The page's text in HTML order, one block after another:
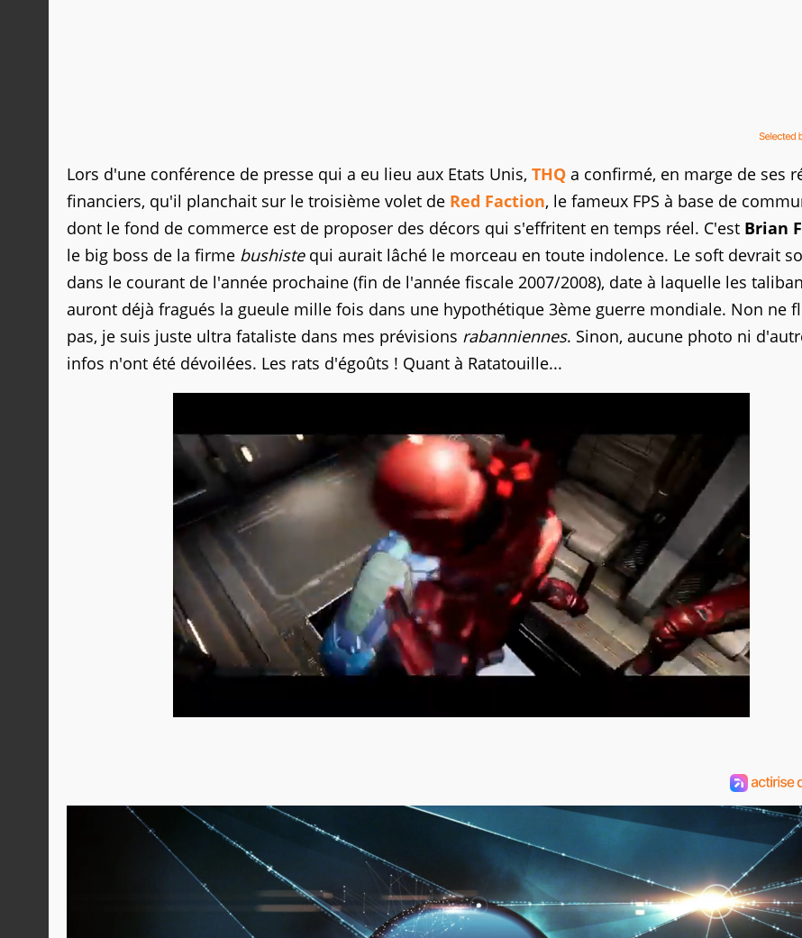
Lors d'une conférence de presse qui a eu lieu aux Etats Unis, THQ a confirmé, en marge de ses
financiers, qu'il planchait sur le troisième volet de Red Faction, le fameux FPS à base de
dont le fond de commerce est de proposer des décors qui s'effritent en temps réel. C'est Brian
le big boss de la firme bushistequi aurait lâché le morceau en toute indolence. Le soft devrait
dans le courant de l'année prochaine (fin de l'année fiscale 2007/2008), date à laquelle les
auront déjà fragués la gueule mille fois dans une hypothétique 3ème guerre mondiale. Non ne
pas, je suis juste ultra fataliste dans mes prévisions rabanniennes. Sinon, aucune photo ni
infos n'ont été dévoilées. Les rats d'égoûts ! Quant à Ratatouille...